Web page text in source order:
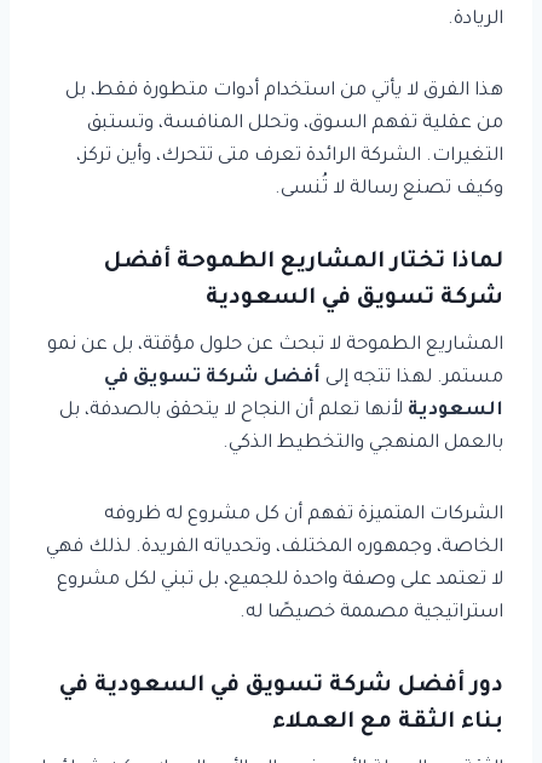
الريادة.
هذا الفرق لا يأتي من استخدام أدوات متطورة فقط، بل
من عقلية تفهم السوق، وتحلل المنافسة، وتستبق
التغيرات. الشركة الرائدة تعرف متى تتحرك، وأين تركز،
وكيف تصنع رسالة لا تُنسى.
لماذا تختار المشاريع الطموحة أفضل
شركة تسويق في السعودية
المشاريع الطموحة لا تبحث عن حلول مؤقتة، بل عن نمو
مستمر. لهذا تتجه إلى أفضل شركة تسويق في
السعودية لأنها تعلم أن النجاح لا يتحقق بالصدفة، بل
بالعمل المنهجي والتخطيط الذكي.
الشركات المتميزة تفهم أن كل مشروع له ظروفه
الخاصة، وجمهوره المختلف، وتحدياته الفريدة. لذلك فهي
لا تعتمد على وصفة واحدة للجميع، بل تبني لكل مشروع
استراتيجية مصممة خصيصًا له.
دور أفضل شركة تسويق في السعودية في
بناء الثقة مع العملاء